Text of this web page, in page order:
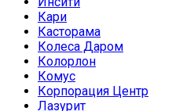
Кари
Касторама
Колеса Даром
Колорлон
Комус
Корпорация Центр
Лазурит